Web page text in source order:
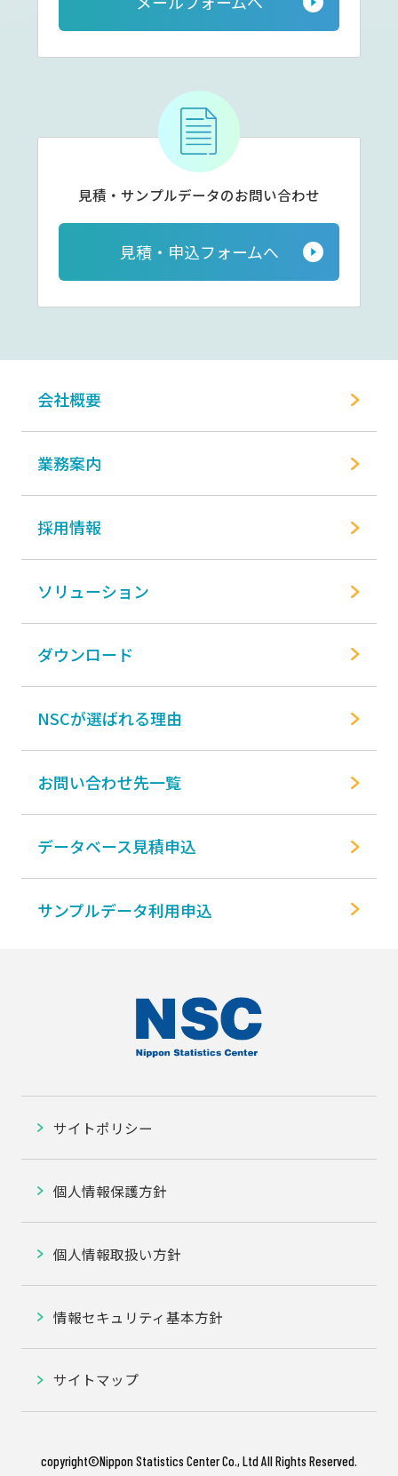
見積・サンプルデータのお問い合わせ
見積・申込フォームへ
会社概要
業務案内
採用情報
ソリューション
ダウンロード
NSCが選ばれる理由
お問い合わせ先一覧
データベース見積申込
サンプルデータ利用申込
サイトポリシー
個人情報保護方針
個人情報取扱い方針
情報セキュリティ基本方針
サイトマップ
copyright©️Nippon Statistics Center Co., Ltd All Rights Reserved.